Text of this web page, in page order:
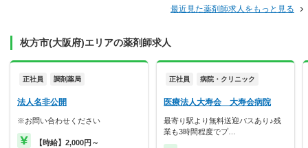
最近見た薬剤師求人をもっと見る
枚方市(大阪府)エリアの薬剤師求人
正社員 調剤薬局
法人名非公開
※お問い合わせください
【時給】2,000円～
正社員 病院・クリニック
医療法人大寿会 大寿会病院
最寄り駅より無料送迎バスあり♪残
業も3時間程度でプ…